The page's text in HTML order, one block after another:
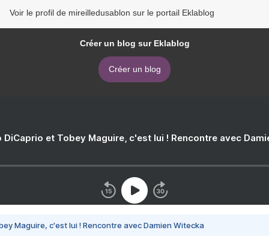
Voir le profil de mireilledusablon sur le portail Eklablog
Créer un blog sur Eklablog
Créer un blog
DiCaprio et Tobey Maguire, c'est lui ! Rencontre avec
Maguire, c'est lui ! Rencontre avec Damien Witecka